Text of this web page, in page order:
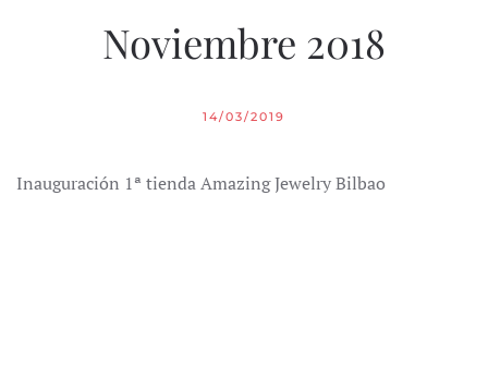
Noviembre 2018
14/03/2019
Inauguración 1ª tienda Amazing Jewelry Bilbao